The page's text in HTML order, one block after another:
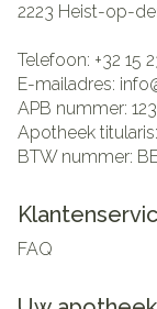
2223 Heist-op-
Telefoon: +32 15
E-mailadres:
APB nummer:
Apotheek titularis:
BTW nummer:
FAQ